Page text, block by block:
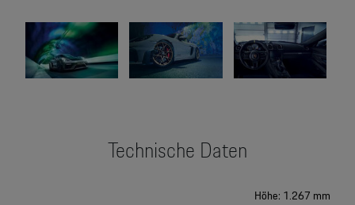
Technische Daten
Höhe: 1.267 mm